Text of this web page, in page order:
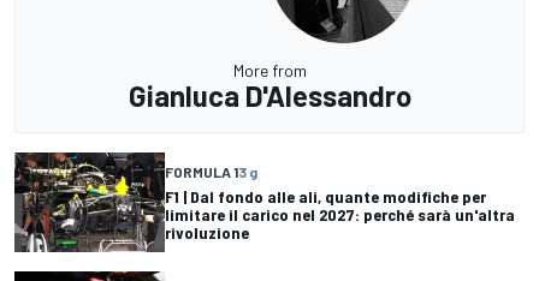
More from
Gianluca D'Alessandro
FORMULA 13 g
F1 | Dal fondo alle ali, quante modifiche per
limitare il carico nel 2027: perché sarà un'altra
rivoluzione